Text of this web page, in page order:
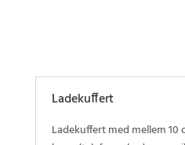
Ladekuffert
Ladekuffert med mellem 10